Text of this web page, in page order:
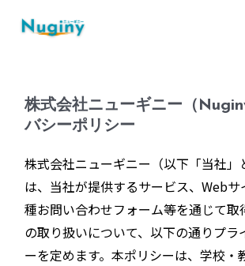
株式会社ニューギニー（
バシーポリシー
株式会社ニューギニー（以下「当社」
は、当社が提供するサービス、Web
種お問い合わせフォーム等を通じて取
の取り扱いについて、以下の通りプラ
ーを定めます。本ポリシーは、学校・